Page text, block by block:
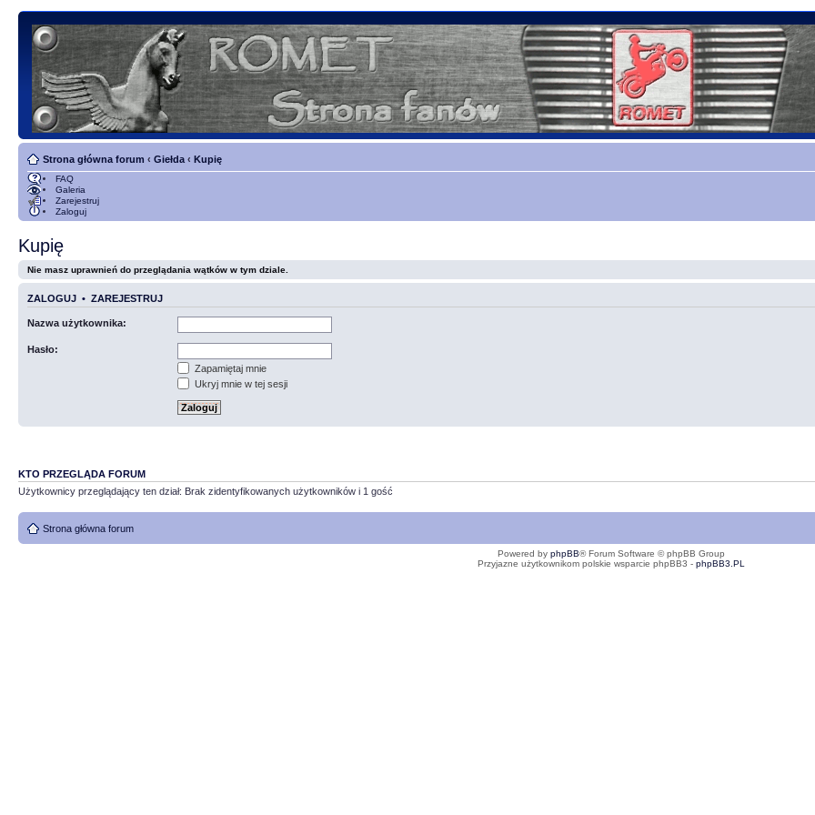
Strona główna forum ‹ Giełda ‹ Kupię
FAQ
Galeria
Zarejestruj
Zaloguj
Kupię
Nie masz uprawnień do przeglądania wątków w tym dziale.
ZALOGUJ • ZAREJESTRUJ
Nazwa użytkownika:
Hasło:
Zapamiętaj mnie
Ukryj mnie w tej sesji
KTO PRZEGLĄDA FORUM
Użytkownicy przeglądający ten dział: Brak zidentyfikowanych użytkowników i 1 gość
Strona główna forum
Powered by phpBB® Forum Software © phpBB Group
Przyjazne użytkownikom polskie wsparcie phpBB3 - phpBB3.PL